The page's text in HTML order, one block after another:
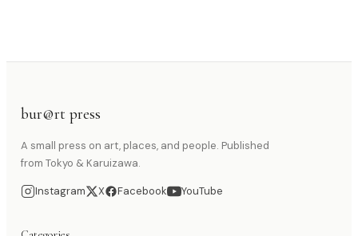
bur@rt press
A small press on art, places, and people. Published
from Tokyo & Karuizawa.
Instagram X Facebook YouTube